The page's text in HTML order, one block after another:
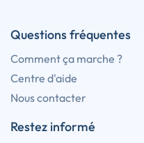
Questions fréquentes
Comment ça marche ?
Centre d'aide
Nous contacter
Restez informé